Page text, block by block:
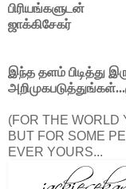
பிரியங்களுடன்
ஜாக்கிசேகர்
இந்த தளம் பிடித்து
(FOR THE WORLD
BUT FOR SOME
EVER YOURS...